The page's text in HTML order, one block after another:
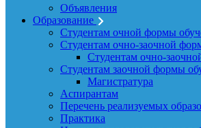
Объявления
Образование
Студентам очной формы
Студентам очно-заочной
Студентам очно-
Студентам заочной формы
Магистратура
Аспирантам
Перечень реализуемых
Практика